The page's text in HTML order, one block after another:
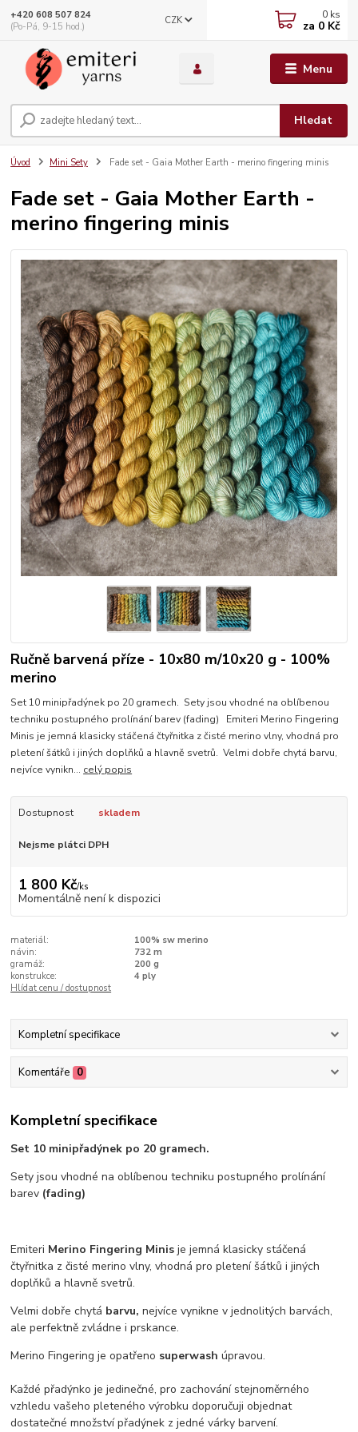
Menu
CZK
Hledat
+420 608 507 824
(Po-Pá, 9-15 hod.)
0 ks
za 0 Kč
Úvod Mini Sety Fade set - Gaia Mother Earth - merino fingering minis
Fade set - Gaia Mother Earth -
merino fingering minis
Ručně barvená příze - 10x80 m/10x20 g - 100%
merino
Set 10 minipřadýnek po 20 gramech. Sety jsou vhodné na oblíbenou
techniku postupného prolínání barev (fading) Emiteri Merino Fingering
Minis je jemná klasicky stáčená čtyřnitka z čisté merino vlny, vhodná pro
pletení šátků i jiných doplňků a hlavně svetrů. Velmi dobře chytá barvu,
nejvíce vynikn... celý popis
Dostupnost skladem
Nejsme plátci DPH
1 800 Kč/ks
Momentálně není k dispozici
materiál:
100% sw merino
návin:
732 m
gramáž:
200 g
konstrukce:
4 ply
Hlídat cenu / dostupnost
Kompletní specifikace
Komentáře 0
Kompletní specifikace
Set 10 minipřadýnek po 20 gramech.
Sety jsou vhodné na oblíbenou techniku postupného prolínání
barev (fading)
Emiteri Merino Fingering Minisje jemná klasicky stáčená
čtyřnitka z čisté merino vlny, vhodná pro pletení šátků i jiných
doplňků a hlavně svetrů.
Velmi dobře chytá barvu, nejvíce vynikne v jednolitých barvách,
ale perfektně zvládne i prskance.
Merino Fingering je opatřeno superwash úpravou.
Každé přadýnko je jedinečné, pro zachování stejnoměrného
vzhledu vašeho pleteného výrobku doporučuji objednat
dostatečné množství přadýnek z jedné várky barvení.